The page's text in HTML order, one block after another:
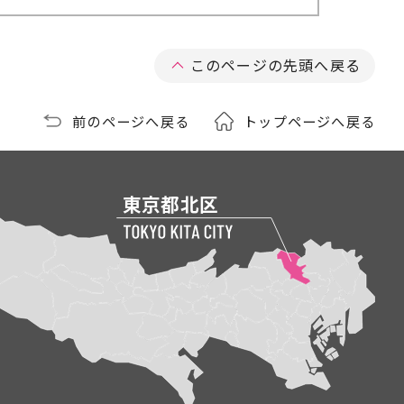
このページの先頭へ戻る
前のページへ戻る トップページへ戻る